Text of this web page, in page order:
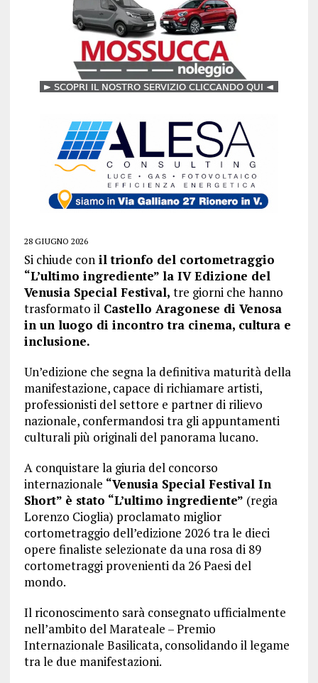
28 GIUGNO 2026
Si chiude conil trionfo del cortometraggio
“L’ultimo ingrediente” la IV Edizione del
Venusia Special Festival, tre giorni che hanno
trasformato ilCastello Aragonese di Venosa
in un luogo di incontro tra cinema, cultura e
inclusione.
Un’edizione che segna la definitiva maturità della
manifestazione, capace di richiamare artisti,
professionisti del settore e partner di rilievo
nazionale, confermandosi tra gli appuntamenti
culturali più originali del panorama lucano.
A conquistare la giuria del concorso
internazionale “Venusia Special Festival In
Short” è stato “L’ultimo ingrediente” (regia
Lorenzo Cioglia) proclamato miglior
cortometraggio dell’edizione 2026 tra le dieci
opere finaliste selezionate da una rosa di 89
cortometraggi provenienti da 26 Paesi del
mondo.
Il riconoscimento sarà consegnato ufficialmente
nell’ambito del Marateale – Premio
Internazionale Basilicata, consolidando il legame
tra le due manifestazioni.